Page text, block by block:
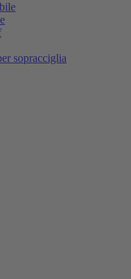
sopracciglia